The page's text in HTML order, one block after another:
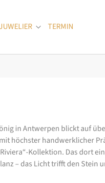
Submenu for
TERMIN
in Antwerpen blickt auf
höchster handwerklicher
Kollektion. Das dort
– das Licht trifft den Stein